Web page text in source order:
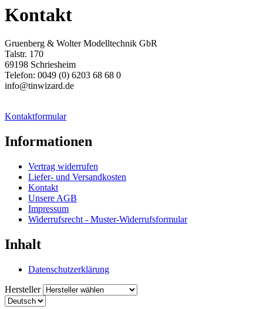
Kontakt
Gruenberg & Wolter Modelltechnik GbR
Talstr. 170
69198 Schriesheim
Telefon: 0049 (0) 6203 68 68 0
info@tinwizard.de
Kontaktformular
Informationen
Vertrag widerrufen
Liefer- und Versandkosten
Kontakt
Unsere AGB
Impressum
Widerrufsrecht - Muster-Widerrufsformular
Inhalt
Datenschutzerklärung
Hersteller